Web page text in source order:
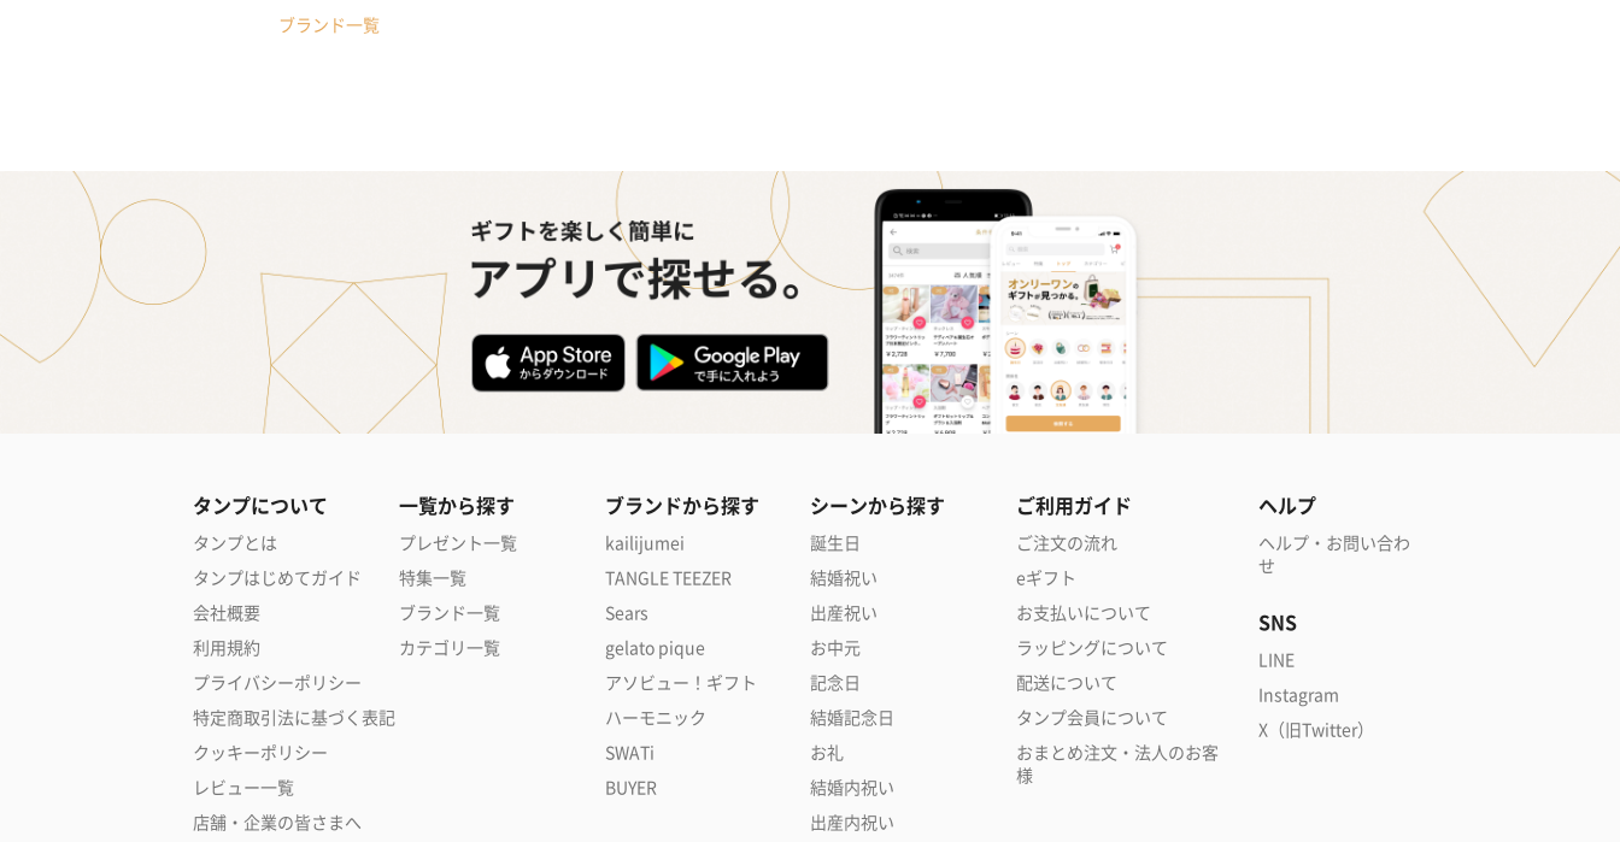
ブランド一覧
タンプについて
タンプとは
タンプはじめてガイド
会社概要
利用規約
プライバシーポリシー
特定商取引法に基づく表記
クッキーポリシー
レビュー一覧
店舗・企業の皆さまへ
一覧から探す
プレゼント一覧
特集一覧
ブランド一覧
カテゴリ一覧
ブランドから探す
kailijumei
TANGLE TEEZER
Sears
gelato pique
アソビュー！ギフト
ハーモニック
SWATi
BUYER
シーンから探す
誕生日
結婚祝い
出産祝い
お中元
記念日
結婚記念日
お礼
結婚内祝い
出産内祝い
ご利用ガイド
ご注文の流れ
eギフト
お支払いについて
ラッピングについて
配送について
タンプ会員について
おまとめ注文・法人のお客
様
ヘルプ
ヘルプ・お問い合わ
せ
SNS
LINE
Instagram
X（旧Twitter）